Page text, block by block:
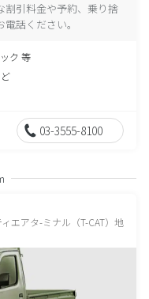
割引料金や予約、乗り捨
話ください。
ク 等
03-3555-8100
エアタ-ミナル（T-CAT）地